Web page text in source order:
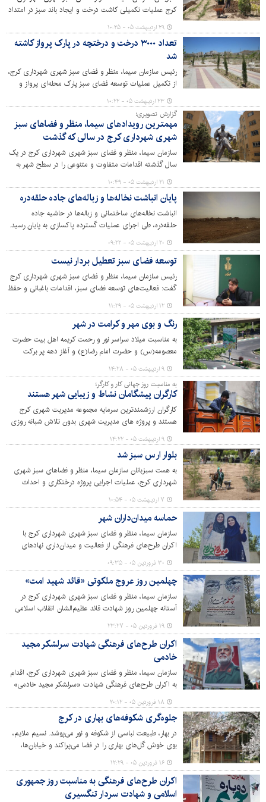
کرج عملیات تکمیلی کاشت درخت و ایجاد باند سبز در امتداد
پروژه کمربندی مهرشهر با کاشت گونه‌های گیاهی سازگار با
شرایط اقلیمی نیمه‌خشک منطقه و مقاوم به کم آبی تکمیل
کردند.
۲۹ اردیبهشت ۰۵ - ۱۰:۲۵
تعداد ۳۰۰۰ درخت و درختچه در پارک پرواز کاشته
شد
رئیس سازمان سیما، منظر و فضای سبز شهری شهرداری کرج،
از تکمیل عملیات توسعه فضای سبز پارک محله‌ای پرواز و
کاشت سه هزار درخت و درختچه در این پارک خبر داد.
۲۳ اردیبهشت ۰۵ - ۱۰:۲۲
گزارش تصویری؛
مهمترین رویدادهای سیما، منظر و فضاهای سبز
شهری شهرداری کرج در سالی که گذشت
سازمان سیما، منظر و فضای سبز شهری شهرداری کرج در یک
سال گذشته اقدامات متفاوت و متنوعی را در سطح شهر به
انجام رسانده است.
۲۱ اردیبهشت ۰۵ - ۱۰:۴۹
پایان انباشت نخاله‌ها و زباله‌های جاده حلقه‌دره
انباشت نخاله‌های ساختمانی و زباله‌ها در حاشیه جاده
حلقه‌دره، طی اجرای عملیات گسترده پاکسازی به پایان رسید.
۲۰ اردیبهشت ۰۵ - ۰۹:۲۲
توسعه فضای سبز تعطیل بردار نیست
رئیس سازمان سیما، منظر و فضای سبز شهری شهرداری کرج
گفت: فعالیت‌های توسعه فضای سبز، اقدامات باغبانی و حفظ
و نگهداری تعطیل بردار نیست و این اقدامات در تمام مدت
تعطیلات نوروزی و جنگ تحمیلی سوم ادامه داشته است.
۱۲ اردیبهشت ۰۵ - ۱۱:۲۹
رنگ و بوی مهر و کرامت در شهر
به مناسبت میلاد سراسر نور و رحمت کریمه اهل بیت حضرت
معصومه(س) و حضرت امام رضا(ع) و آغاز دهه پر برکت
کرامت، سازمان سیما منظر و فضای سبز شهری شهرداری کرج
اقدام به فضاسازی شهر در مناطق ۱۰گانه کرده است.
۹ اردیبهشت ۰۵ - ۱۴:۲۸
به مناسبت روز جهانی کار و کارگر؛
کارگران پیشگامان نشاط و زیبایی شهر هستند
کارگران ارزشمندترین سرمایه مجموعه مدیریت شهری کرج
هستند و پروژه های مدیریت شهری بدون تلاش شبانه روزی
آنها به ثمر نمی‌نشیند. یازدهم اردیبهشت ماه و روز جهانی کار و
کارگر بهانه ای برای تجلیل از زحمات کارگران است.
۹ اردیبهشت ۰۵ - ۱۴:۲۲
بلوار ارس سبز شد
به همت سبزبانان سازمان سیما، منظر و فضاهای سبز شهری
شهرداری کرج، عملیات اجرایی پروژه درختکاری و احداث
فضای سبز حاشیه شرقی بلوار ارس در محدوده پل جمهوری
تکمیل شد.
۷ اردیبهشت ۰۵ - ۱۰:۵۴
حماسه میدان‌داران شهر
سازمان سیما، منظر و فضای سبز شهری شهرداری کرج با
اکران طرح‌های فرهنگی از فعالیت و میدان‌داری نهادهای
خدمت‌رسان در حوزه‌های مختلف که همچنان پای کار هستند و
به خدمت‌رسانی و انجام وظایف خود مشغول هستند، قدردانی
کرد.
۳۰ فروردین ۰۵ - ۰۹:۳۵
چهلمین روز عروج ملکوتی «قائد شهید امت»
سازمان سیما، منظر و فضای سبز شهری شهرداری کرج در
آستانه چهلمین روز شهادت قائد عظیم‌الشان انقلاب اسلامی
حضرت آیت‌الله خامنه‌ای، اقدام به اکران طرح‌های فرهنگی در
سطح شهر کرده است.
۱۹ فروردین ۰۵ - ۲۳:۲۷
اکران طرح‌های فرهنگی شهادت سرلشکر مجید
خادمی
سازمان سیما، منظر و فضای سبز شهری شهرداری کرج، اقدام
به اکران طرح‌های فرهنگی شهادت «سرلشکر مجید خادمی»
رئیس سازمان اطلاعات سپاه پاسداران انقلاب اسلامی در سطح
شهر کرج کرده است.
۱۸ فروردین ۰۵ - ۲۰:۱۲
جلوه‌گری شکوفه‌های بهاری در کرج
در بهار، طبیعت لباسی از شکوفه و نور می‌پوشد. نسیم ملایم،
بوی خوش گل‌های بهاری را در فضا می‌پراکند و خیابان‌ها،
کوچه‌ها و باغ‌ها به صحنه‌ای شاعرانه تبدیل می‌شوند و هر قدم،
به قاب عکسی ناب ختم می‌شود. این فصل، دعوتی است برای
رهایی از شلوغی و خستگی، برای دیدن زیبایی‌هایی که در
پارک‌ها و بوستان‌های های شهر جلوه گر شده است.
۱۶ فروردین ۰۵ - ۱۲:۲۹
اکران طرح‌های فرهنگی به مناسبت روز جمهوری
اسلامی و شهادت سردار تنگسیری